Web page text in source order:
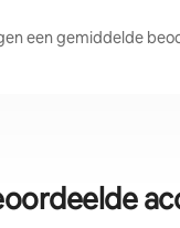
een gemiddelde